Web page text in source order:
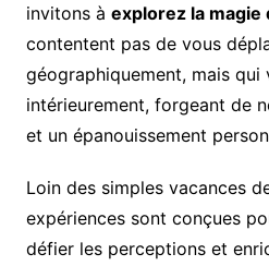
invitons à explorez la magie
contentent pas de vous
géographiquement, mais qui
intérieurement, forgeant de
et un épanouissement
Loin des simples vacances
expériences sont conçues
défier les perceptions et